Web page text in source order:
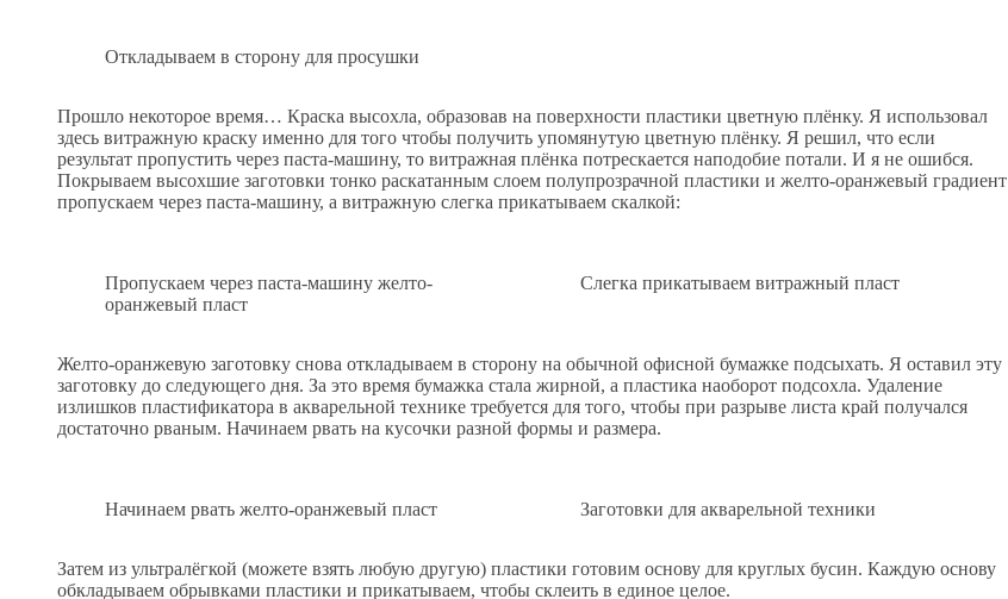
Откладываем в сторону для просушки
Прошло некоторое время… Краска высохла, образовав на поверхности пластики цветную плёнку. Я использовал
здесь витражную краску именно для того чтобы получить упомянутую цветную плёнку. Я решил, что если
результат пропустить через паста-машину, то витражная плёнка потрескается наподобие потали. И я не ошибся.
Покрываем высохшие заготовки тонко раскатанным слоем полупрозрачной пластики и желто-оранжевый градиент
пропускаем через паста-машину, а витражную слегка прикатываем скалкой:
Пропускаем через паста-машину желто-
оранжевый пласт
Слегка прикатываем витражный пласт
Желто-оранжевую заготовку снова откладываем в сторону на обычной офисной бумажке подсыхать. Я оставил эту
заготовку до следующего дня. За это время бумажка стала жирной, а пластика наоборот подсохла. Удаление
излишков пластификатора в акварельной технике требуется для того, чтобы при разрыве листа край получался
достаточно рваным. Начинаем рвать на кусочки разной формы и размера.
Начинаем рвать желто-оранжевый пласт Заготовки для акварельной техники
Затем из ультралёгкой (можете взять любую другую) пластики готовим основу для круглых бусин. Каждую основу
обкладываем обрывками пластики и прикатываем, чтобы склеить в единое целое.